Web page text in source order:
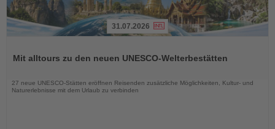
die
31.07.2026
Mit alltours zu den neuen UNESCO-Welterbestätten
27 neue UNESCO-Stätten eröffnen Reisenden zusätzliche Möglichkeiten, Kultur- und
Naturerlebnisse mit dem Urlaub zu verbinden